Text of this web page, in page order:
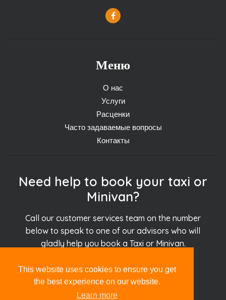
This website uses cookies to ensure you get
the best experience on our website.
Learn more
Меню
О нас
Услуги
Расценки
Часто задаваемые вопросы
Контакты
Need help to book your taxi or
Minivan?
Call our customer services team on the number
below to speak to one of our advisors who will
gladly help you book a Taxi or Minivan.
+30.694.927.51.51